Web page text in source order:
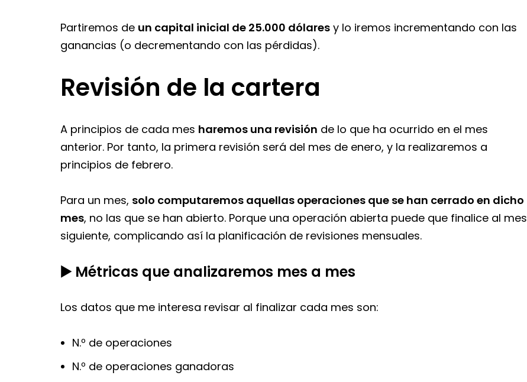
Partiremos de un capital inicial de 25.000 dólares y lo iremos incrementando con las
ganancias (o decrementando con las pérdidas).
Revisión de la cartera
A principios de cada mes haremos una revisión de lo que ha ocurrido en el mes
anterior. Por tanto, la primera revisión será del mes de enero, y la realizaremos a
principios de febrero.
Para un mes, solo computaremos aquellas operaciones que se han cerrado en dicho
mes, no las que se han abierto. Porque una operación abierta puede que finalice al mes
siguiente, complicando así la planificación de revisiones mensuales.
▶️ Métricas que analizaremos mes a mes
Los datos que me interesa revisar al finalizar cada mes son:
N.º de operaciones
N.º de operaciones ganadoras